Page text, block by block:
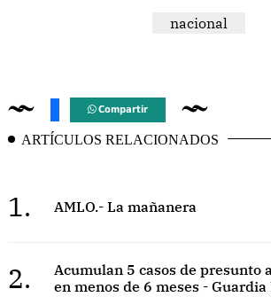
nacional
Compartir
ARTÍCULOS RELACIONADOS
1. AMLO.- La mañanera
2.
Acumulan 5 casos de presunto
en menos de 6 meses -